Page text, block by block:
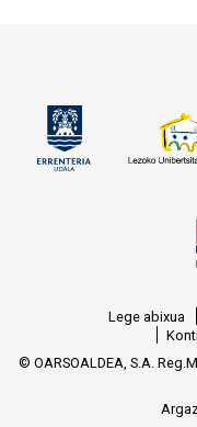
Lege abixua
© OARSOALDEA, S.A.